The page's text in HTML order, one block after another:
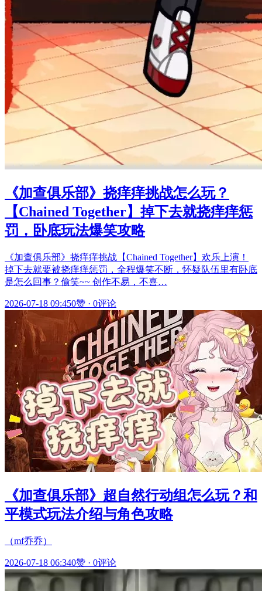
《加查俱乐部》挠痒痒挑战怎么玩？
【Chained Together】掉下去就挠痒痒惩
罚，卧底玩法爆笑攻略
《加查俱乐部》挠痒痒挑战【Chained Together】欢乐上演！
掉下去就要被挠痒痒惩罚，全程爆笑不断，怀疑队伍里有卧底
是怎么回事？偷笑~~ 创作不易，不喜…
2026-07-18 09:450赞 · 0评论
《加查俱乐部》超自然行动组怎么玩？和
平模式玩法介绍与角色攻略
（mf乔乔）
2026-07-18 06:340赞 · 0评论